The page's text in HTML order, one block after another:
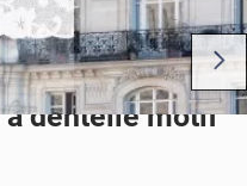
dentelle motif